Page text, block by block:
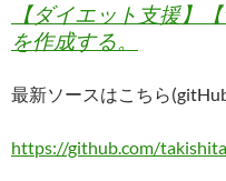
【ダイエット支援】
を作成する。
最新ソースはこちら
https://github.com/